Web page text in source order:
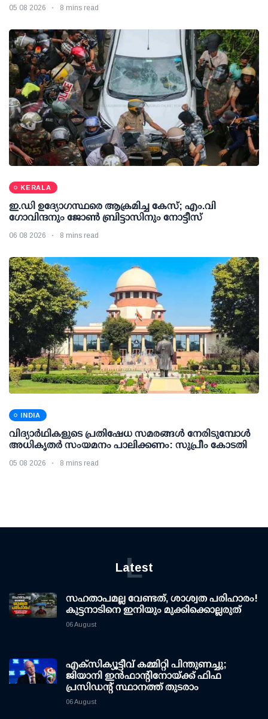
05 08 2026 8 mins read
KERALA
ഇ.ഡി ഉദ്യോഗസ്ഥരെ ആക്രമിച്ച കേസ്; എം.വി
ഗോവിന്ദനും ജോണ്‍ ബ്രിട്ടാസിനും നോട്ടീസ്
06 08 2026 8 mins read
INDIA
വിദ്യാര്‍ഥികളുടെ പ്രതിഷേധ സമരങ്ങള്‍ നേരിടുമ്പോള്‍
അധികൃതര്‍ സംയമനം പാലിക്കണം: സുപ്രീം കോടതി
05 08 2026 8 mins read
Latest
L
സഹതാപമല്ല വേണ്ടത്, ശാശ്വത പരിഹാരം!
കുട്ടനാടിനെ ഇനിയും മുക്കിക്കൊല്ലരുത്
06 August
എക്സിക്യൂട്ടീവ് കമ്മിറ്റി പിന്തുണച്ചു;
ജിയാനി ഇന്‍ഫാന്റിനോയ്ക്ക് ഫിഫ
പ്രസിഡന്റ് സ്ഥാനത്ത് തുടരാം
06 August